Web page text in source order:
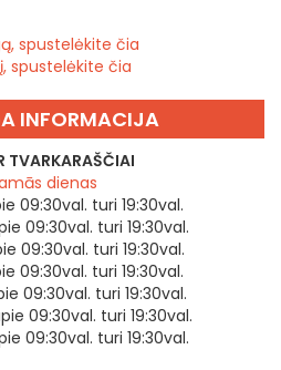
spustelėkite čia
spustelėkite čia
INFORMACIJA
TVARKARAŠČIAI
dienas
09:30val. turi 19:30val.
09:30val. turi 19:30val.
09:30val. turi 19:30val.
09:30val. turi 19:30val.
09:30val. turi 19:30val.
09:30val. turi 19:30val.
09:30val. turi 19:30val.